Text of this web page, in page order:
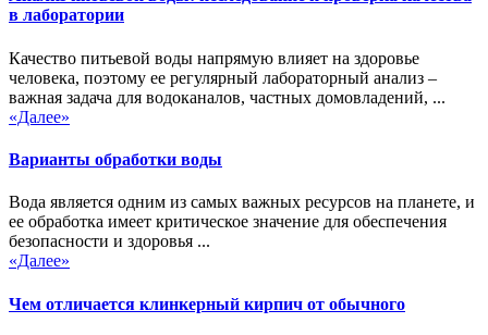
в лаборатории
Качество питьевой воды напрямую влияет на здоровье
человека, поэтому ее регулярный лабораторный анализ –
важная задача для водоканалов, частных домовладений, ...
«Далее»
Варианты обработки воды
Вода является одним из самых важных ресурсов на планете, и
ее обработка имеет критическое значение для обеспечения
безопасности и здоровья ...
«Далее»
Чем отличается клинкерный кирпич от обычного